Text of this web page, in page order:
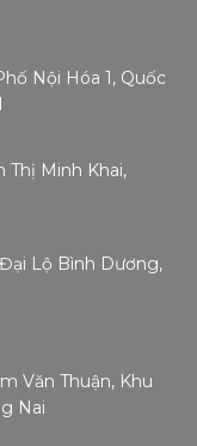
Nội Hóa 1, Quốc
Thị Minh Khai,
Lộ Bình Dương,
Văn Thuận, Khu
Nai